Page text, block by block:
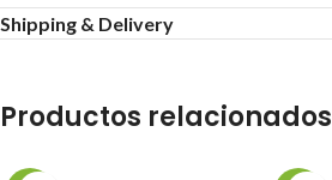
Shipping & Delivery
Productos relacionados